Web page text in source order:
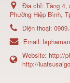
Địa chỉ: Tầng 4,
Phường Hiệp Bình,
Điện thoại:
Email:
Website: http://
http://